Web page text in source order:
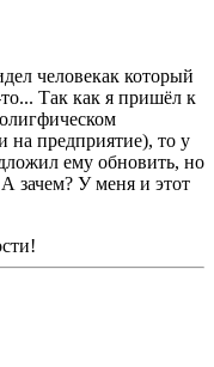
человекак который
Так как я пришёл к
на предприятие), то у
ему обновить, но
зачем? У меня и этот